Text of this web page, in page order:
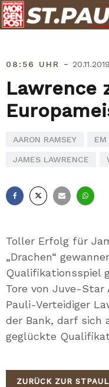
Skip
to
08:56 UHR - 20.11.2019
Lawrence
AARON RAMSEY EM
JAMES LAWRENCE
Toller Erfolg für
„Drachen“
Qualifikationsspiel
Tore von Juve-Star
Pauli-Verteidiger
der Bank, darf sich
geglückte
ZURÜCK ZUR